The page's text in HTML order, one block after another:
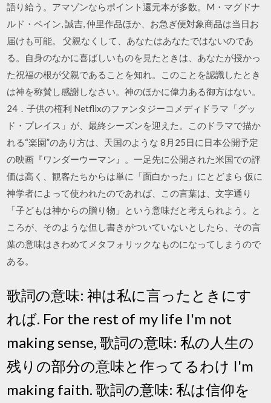
語り給う。アマゾンならポイント還元本が多数。M・マグドナ
ルド・ベイン, 誠吉, 仲里作品ほか、お急ぎ便対象商品は当日お
届けも可能。 父親なくして、あなたはあなたではないのであ
る。自身のなかに喜ばしいものを見たときは、あなたが授かっ
た祝福の根が父親であることを知れ。このことを認識したとき
は神を称賛し感謝しなさい。神のほかに偉力ある御方はない。
24．子供の権利 Netflixのファンタジーコメディドラマ「グッ
ド・プレイス」が、最終シーズンを迎えた。このドラマで描か
れる“楽園”のあり方は、天国のような 8月25日に日本公開予定
の映画『ワンダーウーマン』。一足先に公開された米国での評
価は高く、観客たちからは単に「面白かった」にとどまら 仮に
神学者によって使われたのであれば、この言葉は、文字通り
「子どもは神からの贈り物」という意味だと考えられよう。と
ころが、そのような但し書きがついていないとしたら、その言
葉の意味はきわめてメタフォリックなものになってしまうので
ある。
歌詞の意味: 神は私に言ったときにす
れば. For the rest of my life I'm not
making sense, 歌詞の意味: 私の人生の
残りの部分の意味と作ってるわけ I'm
making faith. 歌詞の意味: 私は信仰を